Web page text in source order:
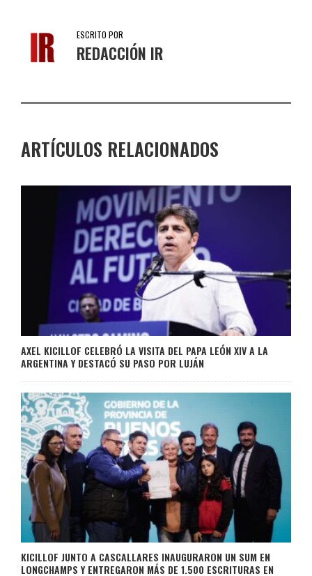
ESCRITO POR
REDACCIÓN IR
ARTÍCULOS RELACIONADOS
AXEL KICILLOF CELEBRÓ LA VISITA DEL PAPA LEÓN XIV A LA
ARGENTINA Y DESTACÓ SU PASO POR LUJÁN
KICILLOF JUNTO A CASCALLARES INAUGURARON UN SUM EN
LONGCHAMPS Y ENTREGARON MÁS DE 1.500 ESCRITURAS EN